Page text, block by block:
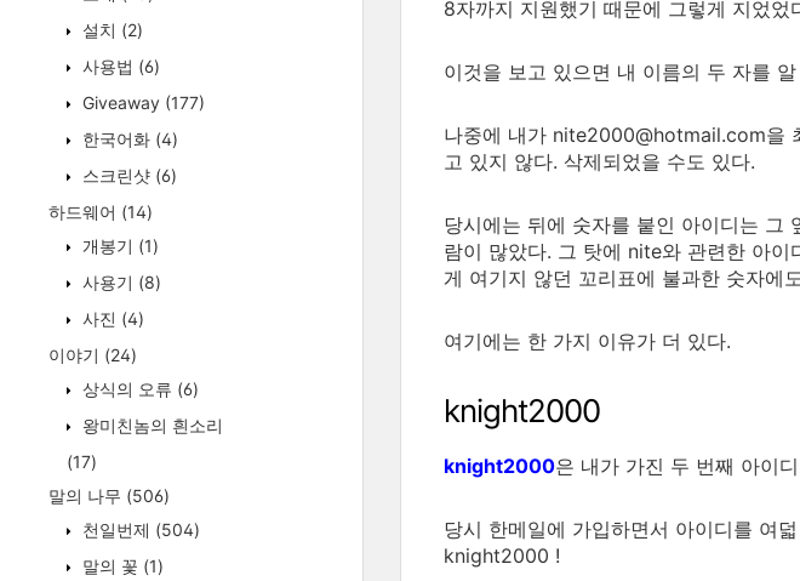
설치 (2)
사용법 (6)
Giveaway (177)
한국어화 (4)
스크린샷 (6)
하드웨어 (14)
개봉기 (1)
사용기 (8)
사진 (4)
이야기 (24)
상식의 오류 (6)
왕미친놈의 흰소리
(17)
말의 나무 (506)
천일번제 (504)
말의 꽃 (1)
8자까지 지원했기 때문에 그렇게 지었었
이것을 보고 있으면 내 이름의 두 자를
나중에 내가 nite2000@hotmail.com을
고 있지 않다. 삭제되었을 수도 있다.
당시에는 뒤에 숫자를 붙인 아이디는 그
람이 많았다. 그 탓에 nite와 관련한 아
게 여기지 않던 꼬리표에 불과한 숫자에
여기에는 한 가지 이유가 더 있다.
knight2000
knight2000은 내가 가진 두 번째 아이
당시 한메일에 가입하면서 아이디를 여
knight2000 !